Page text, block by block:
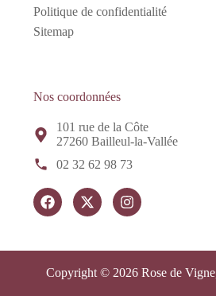
Politique de confidentialité
Sitemap
Nos coordonnées
101 rue de la Côte
27260 Bailleul-la-Vallée
02 32 62 98 73
Copyright © 2026 Rose de